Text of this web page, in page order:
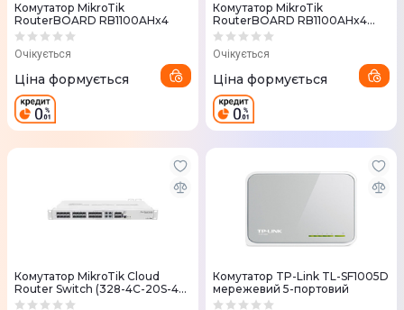
Комутатор MikroTik
RouterBOARD RB1100AHx4
Очікується
Ціна формується
Комутатор MikroTik
RouterBOARD RB1100AHx4
Dude Edition
Очікується
Ціна формується
Комутатор MikroTik Cloud
Router Switch (328-4C-20S-4S
+ RM)
Комутатор TP-Link TL-SF1005D
мережевий 5-портовий